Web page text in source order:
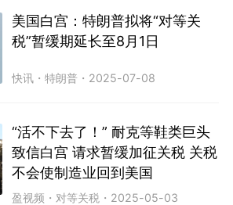
美国白宫：特朗普拟将“对等关
税”暂缓期延长至8月1日
快讯 ・特朗普 ・ 2025-07-08
“活不下去了！” 耐克等鞋类巨头
致信白宫 请求暂缓加征关税 关税
不会使制造业回到美国
盈视频 ・ 对等关税 ・ 2025-05-03